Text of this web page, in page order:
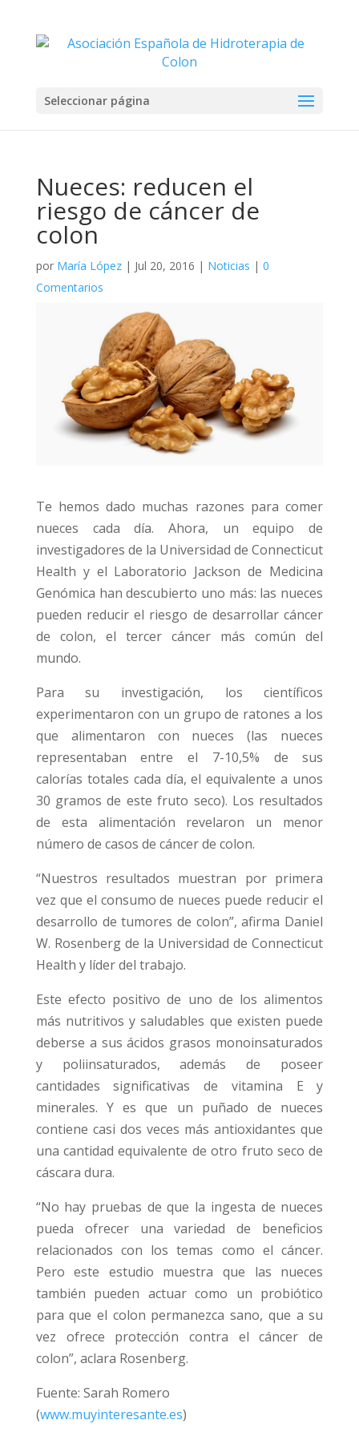
Seleccionar página
Nueces: reducen el
riesgo de cáncer de
colon
por María López| Jul 20, 2016 | Noticias | 0
Comentarios
Te hemos dado muchas razones para comer
nueces cada día. Ahora, un equipo de
investigadores de la Universidad de Connecticut
Health y el Laboratorio Jackson de Medicina
Genómica han descubierto uno más: las nueces
pueden reducir el riesgo de desarrollar cáncer
de colon, el tercer cáncer más común del
mundo.
Para su investigación, los científicos
experimentaron con un grupo de ratones a los
que alimentaron con nueces (las nueces
representaban entre el 7-10,5% de sus
calorías totales cada día, el equivalente a unos
30 gramos de este fruto seco). Los resultados
de esta alimentación revelaron un menor
número de casos de cáncer de colon.
“Nuestros resultados muestran por primera
vez que el consumo de nueces puede reducir el
desarrollo de tumores de colon”, afirma Daniel
W. Rosenberg de la Universidad de Connecticut
Health y líder del trabajo.
Este efecto positivo de uno de los alimentos
más nutritivos y saludables que existen puede
deberse a sus ácidos grasos monoinsaturados
y poliinsaturados, además de poseer
cantidades significativas de vitamina E y
minerales. Y es que un puñado de nueces
contiene casi dos veces más antioxidantes que
una cantidad equivalente de otro fruto seco de
cáscara dura.
“No hay pruebas de que la ingesta de nueces
pueda ofrecer una variedad de beneficios
relacionados con los temas como el cáncer.
Pero este estudio muestra que las nueces
también pueden actuar como un probiótico
para que el colon permanezca sano, que a su
vez ofrece protección contra el cáncer de
colon”, aclara Rosenberg.
Fuente: Sarah Romero
(www.muyinteresante.es)